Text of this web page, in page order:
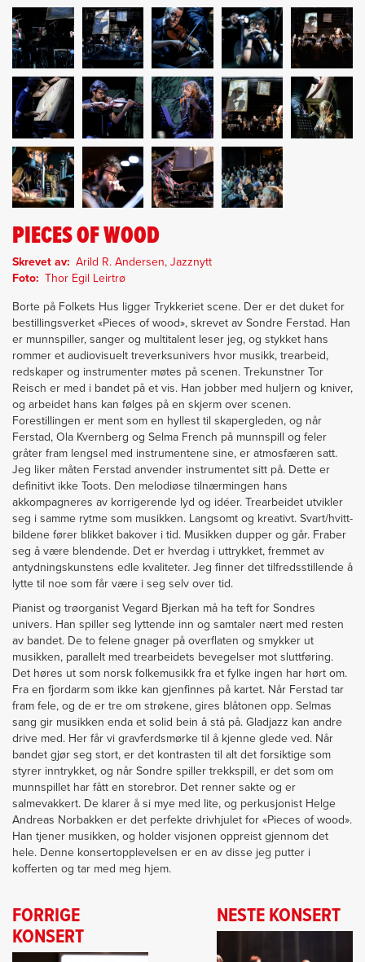
PIECES OF WOOD
Skrevet av
Arild R. Andersen, Jazznytt
Foto
Thor Egil Leirtrø
Borte på Folkets Hus ligger Trykkeriet scene. Der er det duket for
bestillingsverket «Pieces of wood», skrevet av Sondre Ferstad. Han
er munnspiller, sanger og multitalent leser jeg, og stykket hans
rommer et audiovisuelt treverksunivers hvor musikk, trearbeid,
redskaper og instrumenter møtes på scenen. Trekunstner Tor
Reisch er med i bandet på et vis. Han jobber med huljern og kniver,
og arbeidet hans kan følges på en skjerm over scenen.
Forestillingen er ment som en hyllest til skapergleden, og når
Ferstad, Ola Kvernberg og Selma French på munnspill og feler
gråter fram lengsel med instrumentene sine, er atmosfæren satt.
Jeg liker måten Ferstad anvender instrumentet sitt på. Dette er
definitivt ikke Toots. Den melodiøse tilnærmingen hans
akkompagneres av korrigerende lyd og idéer. Trearbeidet utvikler
seg i samme rytme som musikken. Langsomt og kreativt. Svart/hvitt-
bildene fører blikket bakover i tid. Musikken dupper og går. Fraber
seg å være blendende. Det er hverdag i uttrykket, fremmet av
antydningskunstens edle kvaliteter. Jeg finner det tilfredsstillende å
lytte til noe som får være i seg selv over tid.
Pianist og trøorganist Vegard Bjerkan må ha teft for Sondres
univers. Han spiller seg lyttende inn og samtaler nært med resten
av bandet. De to felene gnager på overflaten og smykker ut
musikken, parallelt med trearbeidets bevegelser mot sluttføring.
Det høres ut som norsk folkemusikk fra et fylke ingen har hørt om.
Fra en fjordarm som ikke kan gjenfinnes på kartet. Når Ferstad tar
fram fele, og de er tre om strøkene, gires blåtonen opp. Selmas
sang gir musikken enda et solid bein å stå på. Gladjazz kan andre
drive med. Her får vi gravferdsmørke til å kjenne glede ved. Når
bandet gjør seg stort, er det kontrasten til alt det forsiktige som
styrer inntrykket, og når Sondre spiller trekkspill, er det som om
munnspillet har fått en storebror. Det renner sakte og er
salmevakkert. De klarer å si mye med lite, og perkusjonist Helge
Andreas Norbakken er det perfekte drivhjulet for «Pieces of wood».
Han tjener musikken, og holder visjonen oppreist gjennom det
hele. Denne konsertopplevelsen er en av disse jeg putter i
kofferten og tar med meg hjem.
FORRIGE
KONSERT
NESTE KONSERT